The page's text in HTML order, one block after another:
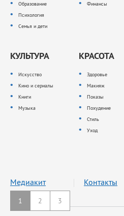
1 2 3
Образование
Психология
Семья и дети
Финансы
КУЛЬТУРА
Искусство
Кино и сериалы
Книги
Музыка
КРАСОТА
Здоровье
Макияж
Показы
Похудение
Стиль
Уход
Медиакит Контакты